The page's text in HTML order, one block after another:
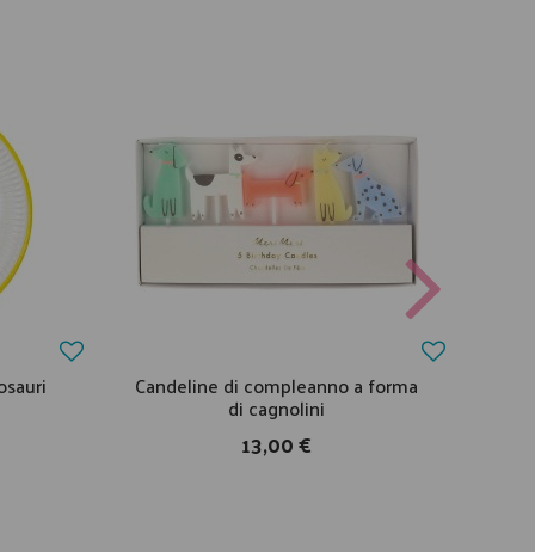
Candeline di compleanno a forma
di cagnolini
13,00 €